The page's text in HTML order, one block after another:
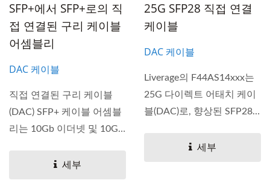
SFP+에서 SFP+로의 직
접 연결된 구리 케이블
어셈블리
DAC 케이블
직접 연결된 구리 케이블
(DAC) SFP+ 케이블 어셈블
리는 10Gb 이더넷 및 10G
세부
25G SFP28 직접 연결
케이블
DAC 케이블
Liverage의 F44AS14xxx는
25G 다이렉트 어태치 케이
블(DAC)로, 향상된 SFP28
세부